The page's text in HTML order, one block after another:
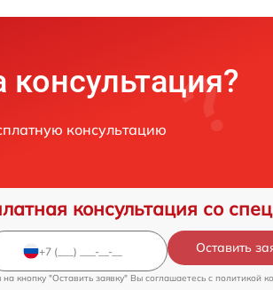
консультацию
консультация со
Оставить
кнопку "Оставить заявку" Вы соглашаетесь c политикой